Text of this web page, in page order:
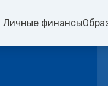
Личные финансы